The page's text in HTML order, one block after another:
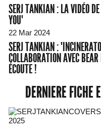
SERJ TANKIAN : LA VIDÉO
YOU"
22 Mar 2024
SERJ TANKIAN :
COLLABORATION AVEC
ÉCOUTE !
DERNIERE FICHE
2025